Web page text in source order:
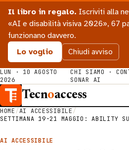
Il libro in regalo. Iscriviti alla
«AI e disabilità visiva 2026», 67
funzionano davvero.
Lo voglio
Chiudi avviso
LUN · 10 AGOSTO
2026
CHI SIAMO ·
SONAR AI
Tecnoaccess
HOME/AI ACCESSIBILE/
SETTIMANA 19-21 MAGGIO: ABILITY
AI ACCESSIBILE